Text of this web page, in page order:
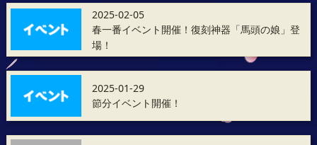
2025-02-05
春一番イベント開催！復刻神器「馬頭の娘」登
場！
2025-01-29
節分イベント開催！